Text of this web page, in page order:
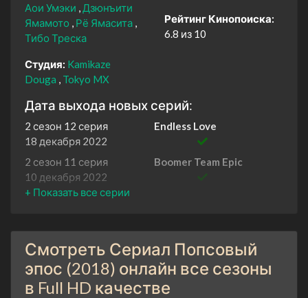
Аои Умэки
Дзюнъити
Ямамото
Рё Ямасита
Тибо Треска
Студия: Kamikaze
Douga
Tokyo MX
Рейтинг Кинопоиска:
6.8 из 10
Дата выхода новых серий:
2 сезон 12 серия
Endless Love
18 декабря 2022
2 сезон 11 серия
Boomer Team Epic
10 декабря 2022
2 сезон 10 серия
2 сезон 9 серия
Bump-Boo Crusaders
26 ноября 2022
2 сезон 8 серия
Pop Team Epic Battle
Royale
Смотреть Сериал Попсовый
эпос (2018) онлайн все сезоны
в Full HD качестве